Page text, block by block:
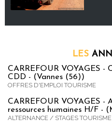
LES
CARREFOUR VOYAGES -
CDD - (Vannes (56))
OFFRES D'EMPLOI TOURISME
CARREFOUR VOYAGES
ressources humaines H/F -
ALTERNANCE / STAGES TOURISME